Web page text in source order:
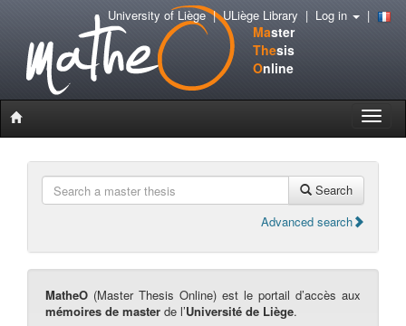
Master
Thesis
Online
Toggle
University of Liège|ULiège Library | Log in |
Search
Advanced search
MatheO (Master Thesis Online) est le portail d’accès aux
mémoires de master de l’Université de Liège.